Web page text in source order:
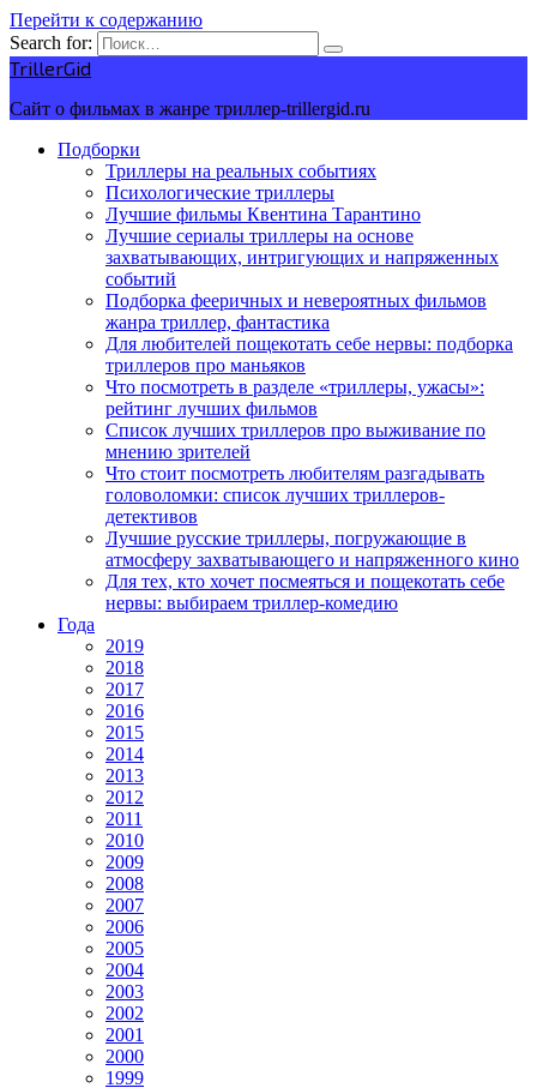
Перейти к содержанию
Search for:
TrillerGid
Сайт о фильмах в жанре триллер-trillergid.ru
Подборки
Триллеры на реальных событиях
Психологические триллеры
Лучшие фильмы Квентина Тарантино
Лучшие сериалы триллеры на основе
захватывающих, интригующих и напряженных
событий
Подборка фееричных и невероятных фильмов
жанра триллер, фантастика
Для любителей пощекотать себе нервы: подборка
триллеров про маньяков
Что посмотреть в разделе «триллеры, ужасы»:
рейтинг лучших фильмов
Список лучших триллеров про выживание по
мнению зрителей
Что стоит посмотреть любителям разгадывать
головоломки: список лучших триллеров-
детективов
Лучшие русские триллеры, погружающие в
атмосферу захватывающего и напряженного кино
Для тех, кто хочет посмеяться и пощекотать себе
нервы: выбираем триллер-комедию
Года
2019
2018
2017
2016
2015
2014
2013
2012
2011
2010
2009
2008
2007
2006
2005
2004
2003
2002
2001
2000
1999